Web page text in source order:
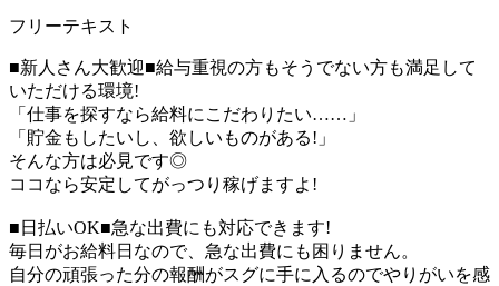
フリーテキスト
■新人さん大歓迎■給与重視の方もそうでない方も満足して
いただける環境!
「仕事を探すなら給料にこだわりたい……」
「貯金もしたいし、欲しいものがある!」
そんな方は必見です◎
ココなら安定してがっつり稼げますよ!
■日払いOK■急な出費にも対応できます!
毎日がお給料日なので、急な出費にも困りません。
自分の頑張った分の報酬がスグに手に入るのでやりがいを感